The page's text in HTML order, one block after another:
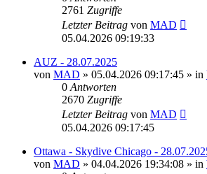
2761 Zugriffe
Letzter Beitrag von MAD
05.04.2026 09:19:33
AUZ - 28.07.2025
von MAD » 05.04.2026 09:17:45 » in
0 Antworten
2670 Zugriffe
Letzter Beitrag von MAD
05.04.2026 09:17:45
Ottawa - Skydive Chicago -
von MAD » 04.04.2026 19:34:08 » in